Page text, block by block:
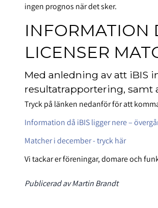
ingen prognos när det sker.
INFORMATION
LICENSER
Med anledning av att iBIS
resultatrapportering, samt
Tryck på länken nedanför för att
Information då iBIS ligger nere –
Matcher i december - tryck här
Vi tackar er föreningar, domare och
Publicerad av Martin Brandt